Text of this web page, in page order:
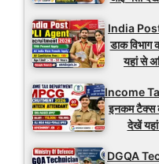
India
डाक विभाग
यहां से
Income
इनकम टैक्स
देखें
DGQA